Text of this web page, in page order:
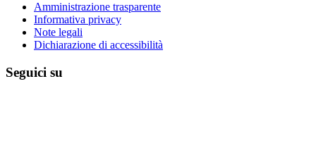
Amministrazione trasparente
Informativa privacy
Note legali
Dichiarazione di accessibilità
Seguici su